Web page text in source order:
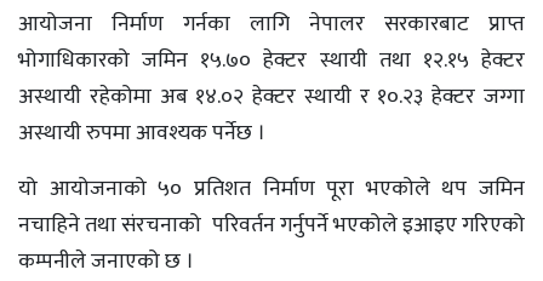
आयोजना निर्माण गर्नका लागि नेपालर सरकारबाट प्राप्त
भोगाधिकारको जमिन १५.७० हेक्टर स्थायी तथा १२.१५ हेक्टर
अस्थायी रहेकोमा अब १४.०२ हेक्टर स्थायी र १०.२३ हेक्टर जग्गा
अस्थायी रुपमा आवश्यक पर्नेछ ।
यो आयोजनाको ५० प्रतिशत निर्माण पूरा भएकोले थप जमिन
नचाहिने तथा संरचनाको परिवर्तन गर्नुपर्ने भएकोले इआइए गरिएको
कम्पनीले जनाएको छ ।